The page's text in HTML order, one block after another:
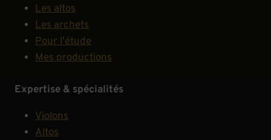
Les altos
Les archets
Pour l'étude
Mes productions
Expertise & spécialités
Violons
Altos